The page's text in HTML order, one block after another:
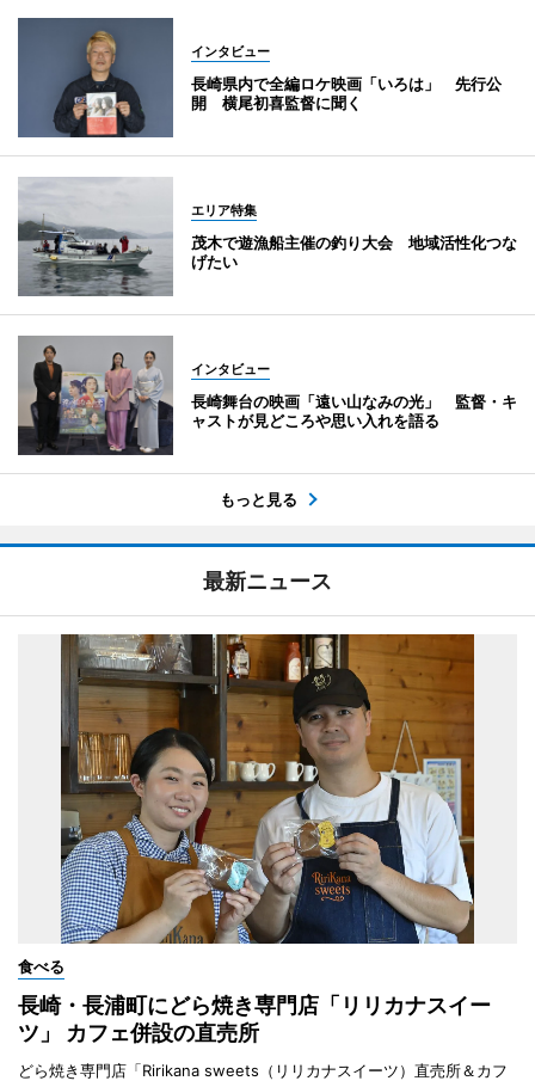
インタビュー
長崎県内で全編ロケ映画「いろは」 先行公
開 横尾初喜監督に聞く
エリア特集
茂木で遊漁船主催の釣り大会 地域活性化つな
げたい
インタビュー
長崎舞台の映画「遠い山なみの光」 監督・キ
ャストが見どころや思い入れを語る
もっと見る
最新ニュース
食べる
長崎・長浦町にどら焼き専門店「リリカナスイー
ツ」 カフェ併設の直売所
どら焼き専門店「Ririkana sweets（リリカナスイーツ）直売所＆カフ